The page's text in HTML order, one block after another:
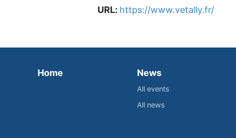
URL: https://www.vetally.fr/
Home News
All events
All news